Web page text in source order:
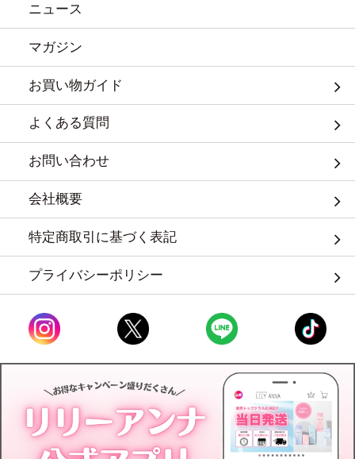
ニュース
マガジン
お買い物ガイド
よくある質問
お問い合わせ
会社概要
特定商取引に基づく表記
プライバシーポリシー